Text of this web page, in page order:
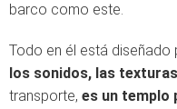
barco como este.
Todo en él está diseñado
los sonidos, las texturas
transporte, es un templo